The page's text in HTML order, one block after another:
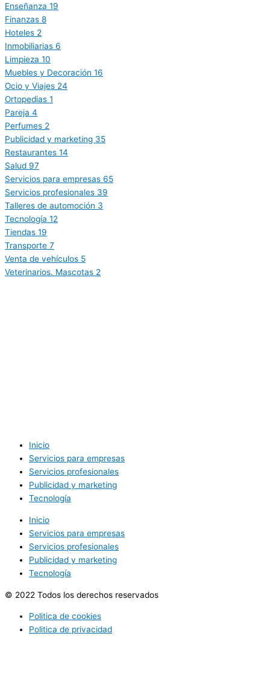
Enseñanza 19
Finanzas 8
Hoteles 2
Inmobiliarias 6
Limpieza 10
Muebles y Decoración 16
Ocio y Viajes 24
Ortopedias 1
Pareja 4
Perfumes 2
Publicidad y marketing 35
Restaurantes 14
Salud 97
Servicios para empresas 65
Servicios profesionales 39
Talleres de automoción 3
Tecnología 12
Tiendas 19
Transporte 7
Venta de vehículos 5
Veterinarios. Mascotas 2
Inicio
Servicios para empresas
Servicios profesionales
Publicidad y marketing
Tecnología
Inicio
Servicios para empresas
Servicios profesionales
Publicidad y marketing
Tecnología
© 2022 Todos los derechos reservados
Politica de cookies
Politica de privacidad